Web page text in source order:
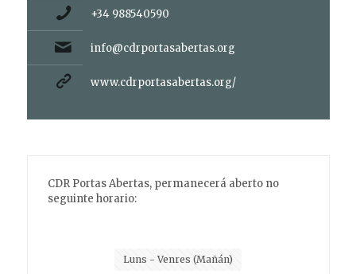
+34 988540590
info@cdrportasabertas.org
www.cdrportasabertas.org/
CDR Portas Abertas, permanecerá aberto no
seguinte horario:
Luns - Venres (Mañán)